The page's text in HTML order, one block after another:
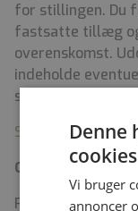
for stillingen. Du
fastsatte tillæg
overenskomst.
indeholde
stillingen, dine
Se startlønnen
Om Midt- og
På Midt- og
Denne
cookies
Vi bruger
annoncer